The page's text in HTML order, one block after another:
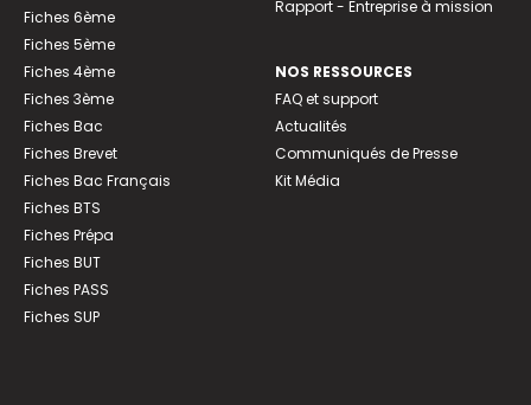
Fiches 6ème
Fiches 5ème
Fiches 4ème
Fiches 3ème
Fiches Bac
Fiches Brevet
Fiches Bac Français
Fiches BTS
Fiches Prépa
Fiches BUT
Fiches PASS
Fiches SUP
Rapport - Entreprise à mission
NOS RESSOURCES
FAQ et support
Actualités
Communiqués de Presse
Kit Média